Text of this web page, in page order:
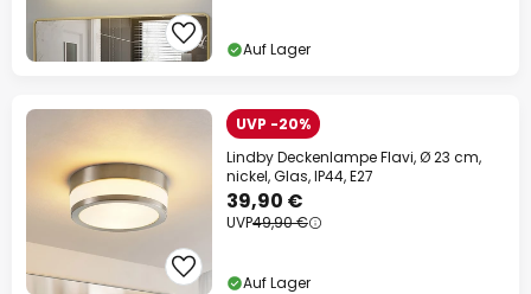
Auf Lager
UVP -20%
Lindby Deckenlampe Flavi, Ø 23 cm,
nickel, Glas, IP44, E27
39,90 €
UVP49,90 €
Auf Lager